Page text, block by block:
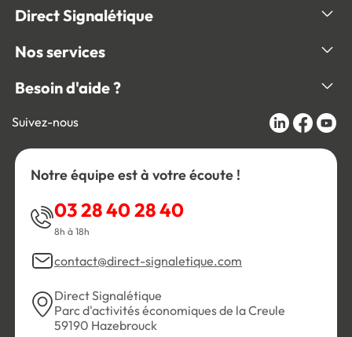
Direct Signalétique
Nos services
Besoin d'aide ?
Suivez-nous
Notre équipe est à votre écoute !
03 28 40 28 40
8h à 18h
contact@direct-signaletique.com
Direct Signalétique
Parc d'activités économiques de la Creule
59190 Hazebrouck